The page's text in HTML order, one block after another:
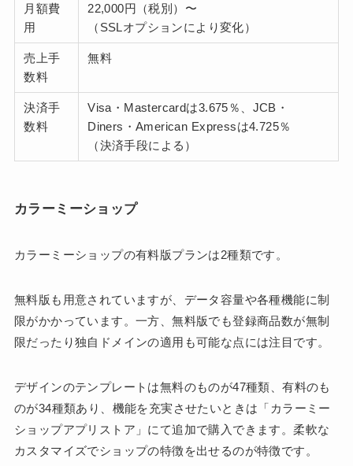
月額費
用
22,000円（税別）〜
（SSLオプションにより変化）
売上手
数料
無料
決済手
数料
Visa・Mastercardは3.675％、JCB・
Diners・American Expressは4.725％
（決済手段による）
カラーミーショップ
カラーミーショップの有料版プランは2種類です。
無料版も用意されていますが、データ容量や各種機能に制
限がかかっています。一方、無料版でも登録商品数が無制
限だったり独自ドメインの適用も可能な点には注目です。
デザインのテンプレートは無料のものが47種類、有料のも
のが34種類あり、機能を充実させたいときは「カラーミー
ショップアプリストア」にて追加で購入できます。柔軟な
カスタマイズでショップの特徴を出せるのが特徴です。